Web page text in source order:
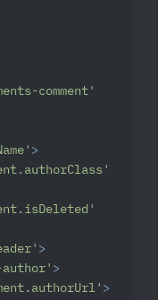
comment'
>
>
author' >
>